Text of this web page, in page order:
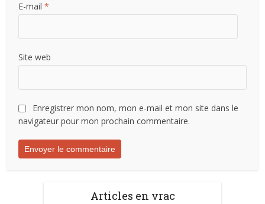
E-mail*
Site web
Enregistrer mon nom, mon e-mail et mon site dans le
navigateur pour mon prochain commentaire.
Articles en vrac